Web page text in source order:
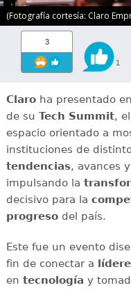
(Fotografía cortesía: Claro
3
1
Claroha presentado en
de su Tech Summit,
espacio orientado a
instituciones de
tendencias, avances y
impulsando la
decisivo para la
progresodel país.
Este fue un evento
fin de conectar a
en tecnología y